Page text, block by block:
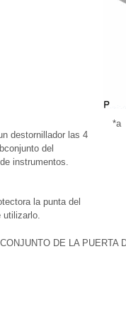
destornillador las 4
del
instrumentos.
la punta del
utilizarlo.
*a
DE LA PUERTA